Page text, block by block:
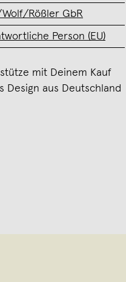
Rößler GbR
Person (EU)
mit Deinem Kauf
Design aus Deutschland